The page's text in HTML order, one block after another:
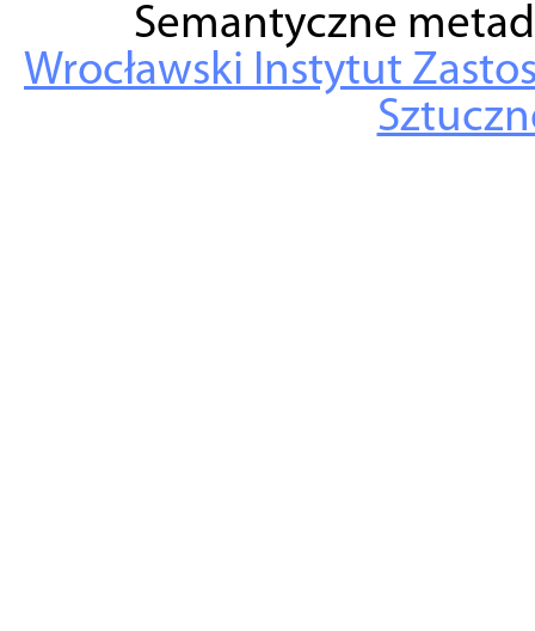
Semantyczne
Wrocławski Instytut